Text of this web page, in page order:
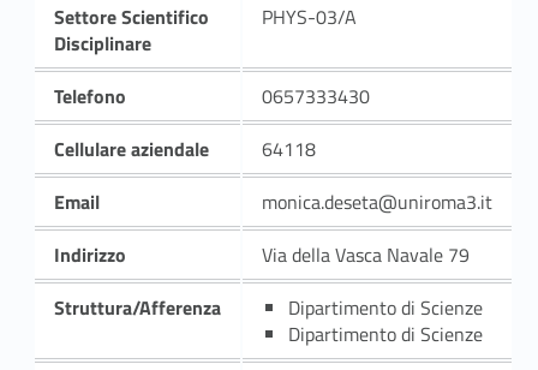
Settore Scientifico
Disciplinare
PHYS-03/A
Telefono
0657333430
Cellulare aziendale
64118
Email
monica.deseta@uniroma3.it
Indirizzo
Via della Vasca Navale 79
Struttura/Afferenza
Dipartimento di Scienze
Dipartimento di Scienze